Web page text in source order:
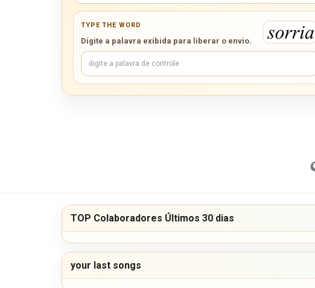
TYPE THE WORD
Digite a palavra exibida para liberar o envio.
TOP Colaboradores Últimos 30 dias
your last songs